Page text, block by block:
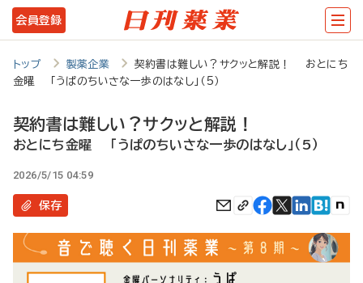
メ
イ
テ
ツ
に
会員登録
トップ 製薬企業
契約書は難しい？サクッと解説！ おとにち
金曜 「うぱのちいさな一歩のはなし」（5）
契約書は難しい？サクッと解説！
おとにち金曜 「うぱのちいさな一歩のはなし」（5）
2026/5/15 04:59
保存